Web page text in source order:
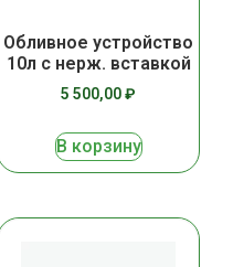
Обливное устройство
10л с нерж. вставкой
5 500,00₽
В корзину